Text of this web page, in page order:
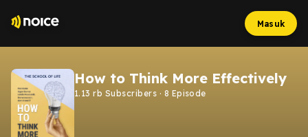
Masuk
How to Think More Effectively
1.13 rb Subscribers · 8 Episode